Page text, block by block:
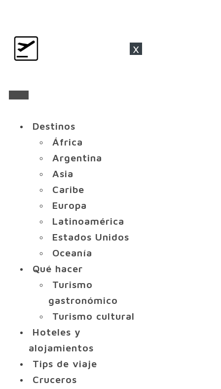
x
Destinos
África
Argentina
Asia
Caribe
Europa
Latinoamérica
Estados Unidos
Oceanía
Qué hacer
Turismo
gastronómico
Turismo cultural
Hoteles y
alojamientos
Tips de viaje
Cruceros